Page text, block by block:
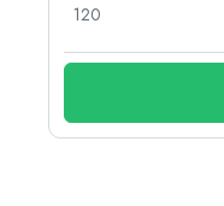
120